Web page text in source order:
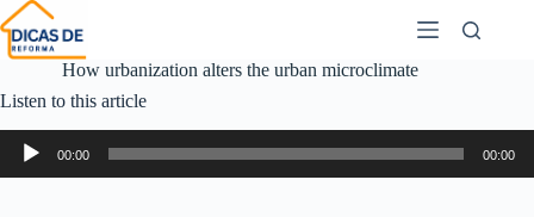
How urbanization alters the urban microclimate
Listen to this article
Audio
Player
00:00 00:00